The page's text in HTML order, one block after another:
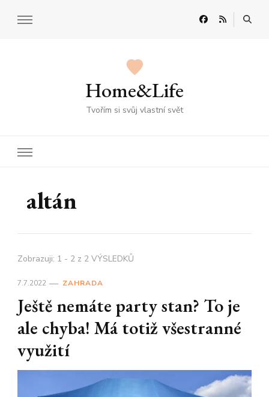
Home&Life
Tvořím si svůj vlastní svět
altán
Zobrazuji: 1 - 2 z 2 VÝSLEDKŮ
7.7.2022 ZAHRADA
Ještě nemáte party stan? To je
ale chyba! Má totiž všestranné
využití